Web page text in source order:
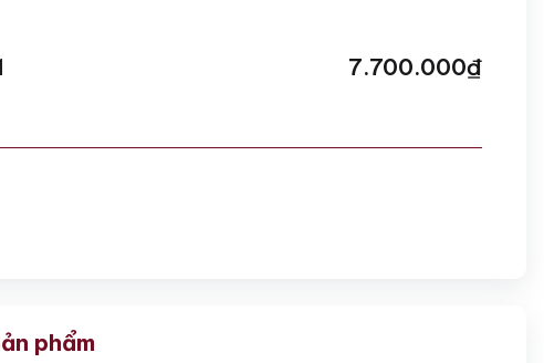
7.700.000₫
phẩm